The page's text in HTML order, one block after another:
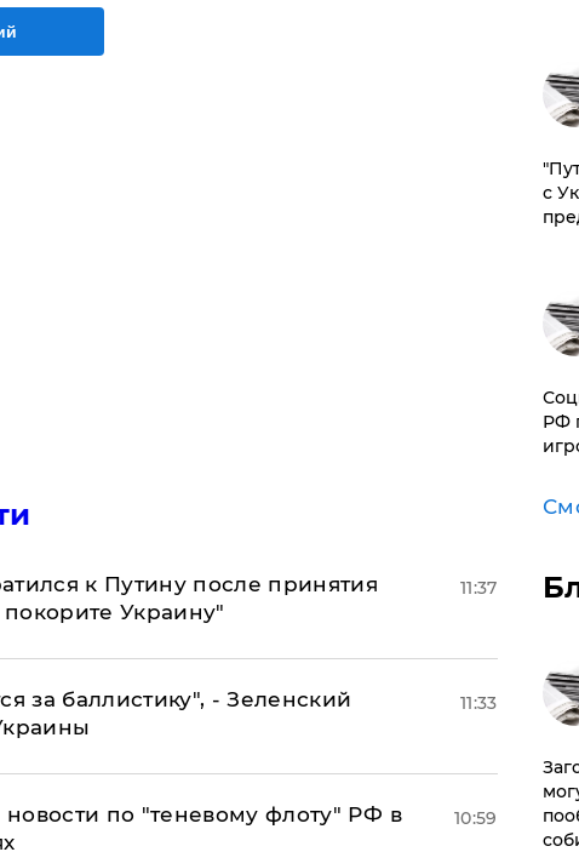
к Путину после принятия
Украину"
11:37
за баллистику", - Зеленский
11:33
по "теневому флоту" РФ в
10:59
с
РФ